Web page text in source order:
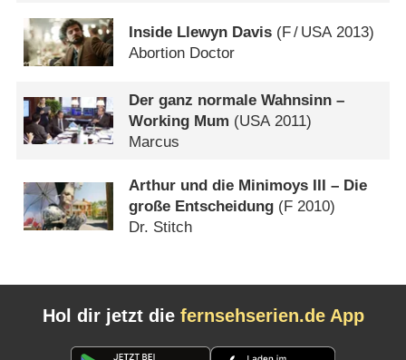
Inside Llewyn Davis (F/ USA 2013)
Abortion Doctor
Der ganz normale Wahnsinn –
Working Mum (USA 2011)
Marcus
Arthur und die Minimoys III – Die
große Entscheidung (F 2010)
Dr. Stitch
Hol dir jetzt die fernsehserien.de App